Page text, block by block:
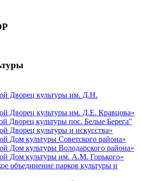
Дворец культуры им. Д.Н.
Дворец культуры им. Д.Е. Кравцова»
Дворец культуры пос. Белые Берега"
Дворец культуры и искусства»
Дом культуры Советского района»
Дом культуры Володарского района»
Дом культуры им. А.М. Горького»
объединение парков культуры и